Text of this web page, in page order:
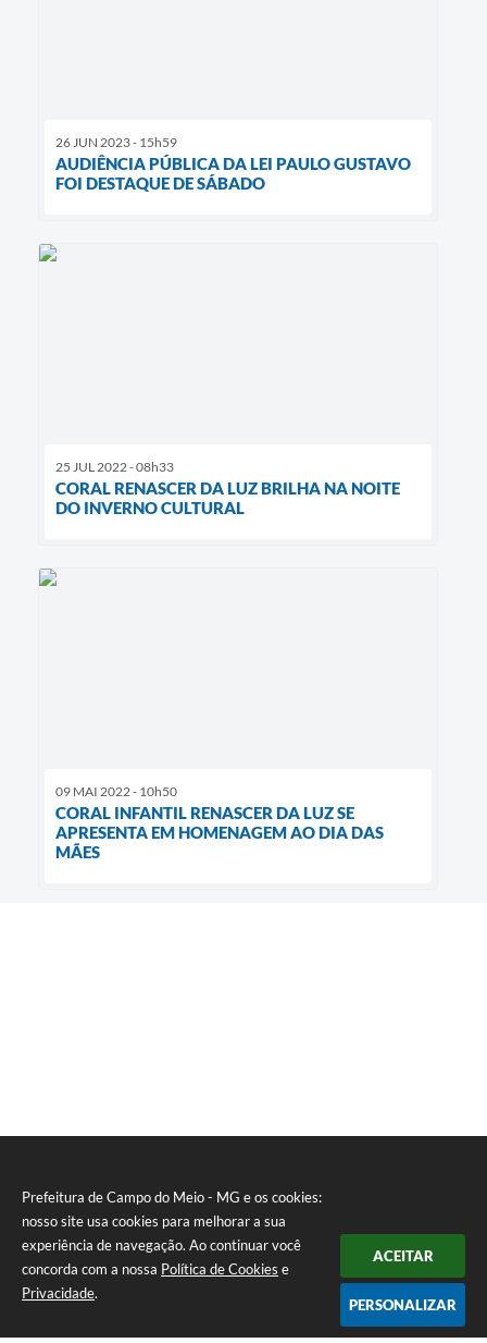
Prefeitura de Campo do Meio - MG e os cookies:
nosso site usa cookies para melhorar a sua
experiência de navegação. Ao continuar você
concorda com a nossa Política de Cookies e
Privacidade.
ACEITAR
PERSONALIZAR
26 JUN 2023 - 15h59
AUDIÊNCIA PÚBLICA DA LEI PAULO GUSTAVO
FOI DESTAQUE DE SÁBADO
25 JUL 2022 - 08h33
CORAL RENASCER DA LUZ BRILHA NA NOITE
DO INVERNO CULTURAL
09 MAI 2022 - 10h50
CORAL INFANTIL RENASCER DA LUZ SE
APRESENTA EM HOMENAGEM AO DIA DAS
MÃES